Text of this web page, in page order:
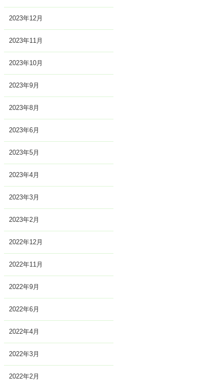
2023年12月
2023年11月
2023年10月
2023年9月
2023年8月
2023年6月
2023年5月
2023年4月
2023年3月
2023年2月
2022年12月
2022年11月
2022年9月
2022年6月
2022年4月
2022年3月
2022年2月